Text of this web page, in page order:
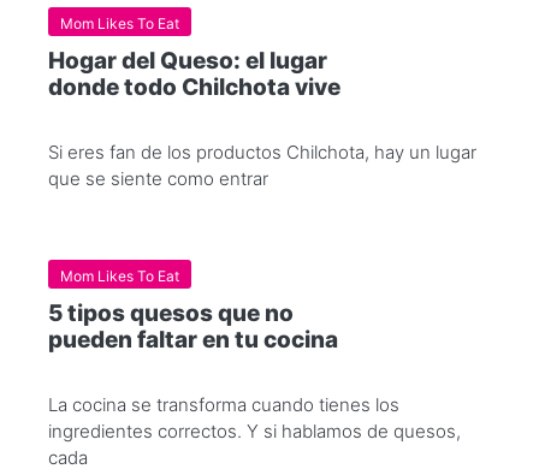
Mom Likes To Eat
Hogar del Queso: el lugar
donde todo Chilchota vive
Si eres fan de los productos Chilchota, hay un lugar
que se siente como entrar
Mom Likes To Eat
5 tipos quesos que no
pueden faltar en tu cocina
La cocina se transforma cuando tienes los
ingredientes correctos. Y si hablamos de quesos,
cada